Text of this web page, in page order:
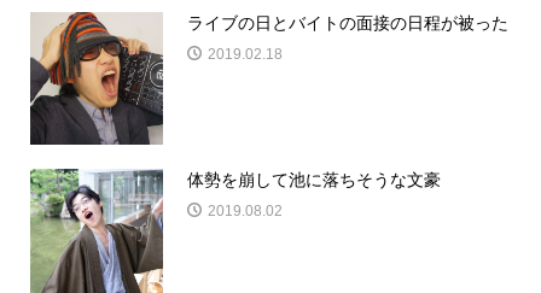
ライブの日とバイトの面接の日程が被った
2019.02.18
体勢を崩して池に落ちそうな文豪
2019.08.02